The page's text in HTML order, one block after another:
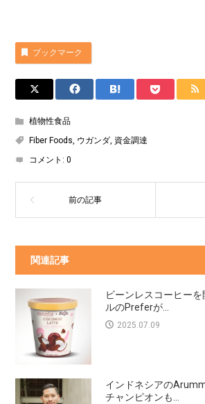
ブックマーク
植物性食品
Fiber Foods, ウガンダ, 資金調達
コメント:0
関連記事
ビーンレスコーヒー
ルのPreferが...
2025.07.09
インドネシアの
チャンピオンも...